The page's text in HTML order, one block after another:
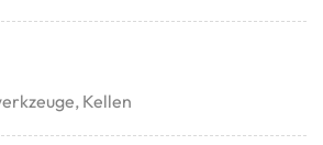
, Kellen